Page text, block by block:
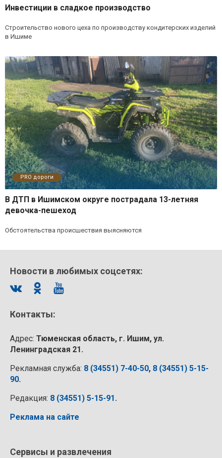
Инвестиции в сладкое производство
Строительство нового цеха по производству кондитерских изделий
в Ишиме
PRO дороги
В ДТП в Ишимском округе пострадала 13-летняя
девочка-пешеход
Обстоятельства происшествия выясняются
Новости в любимых соцсетях:
Контакты:
Адрес: Тюменская область, г. Ишим, ул.
Ленинградская 21.
Рекламная служба: 8 (34551) 7-40-50, 8 (34551) 5-15-
90.
Редакция: 8 (34551) 5-15-91.
Реклама на сайте
Сервисы и развлечения